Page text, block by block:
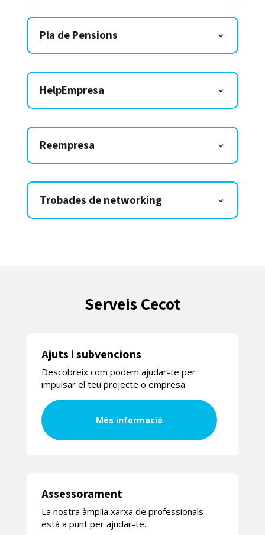
Pla de Pensions
HelpEmpresa
Reempresa
Trobades de networking
Serveis Cecot
Ajuts i subvencions
Descobreix com podem ajudar-te per
impulsar el teu projecte o empresa.
Més informació
Assessorament
La nostra àmplia xarxa de professionals
està a punt per ajudar-te.